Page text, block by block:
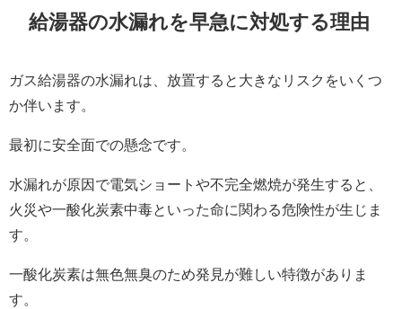
給湯器の水漏れを早急に対処する理由
ガス給湯器の水漏れは、放置すると大きなリスクをいくつ
か伴います。
最初に安全面での懸念です。
水漏れが原因で電気ショートや不完全燃焼が発生すると、
火災や一酸化炭素中毒といった命に関わる危険性が生じま
す。
一酸化炭素は無色無臭のため発見が難しい特徴がありま
す。